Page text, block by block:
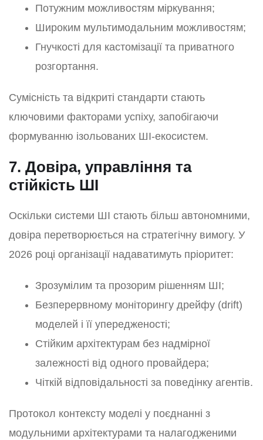
Потужним можливостям міркування;
Широким мультимодальним можливостям;
Гнучкості для кастомізації та приватного
розгортання.
Сумісність та відкриті стандарти стають
ключовими факторами успіху, запобігаючи
формуванню ізольованих ШІ-екосистем.
7. Довіра, управління та
стійкість ШІ
Оскільки системи ШІ стають більш автономними,
довіра перетворюється на стратегічну вимогу. У
2026 році організації надаватимуть пріоритет:
Зрозумілим та прозорим рішенням ШІ;
Безперервному моніторингу дрейфу (drift)
моделей і її упередженості;
Стійким архітектурам без надмірної
залежності від одного провайдера;
Чіткій відповідальності за поведінку агентів.
Протокол контексту моделі у поєднанні з
модульними архітектурами та налагодженими